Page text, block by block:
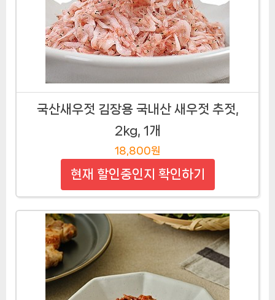
국산새우젓 김장용 국내산 새우젓 추젓,
2kg, 1개
18,800원
현재 할인중인지 확인하기